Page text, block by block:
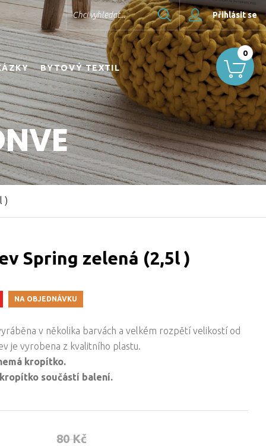
Přihlásit se
Chci vyhledat... Hledat
BYTOVÝ TEXTIL
0
)
Spring zelená (2,5l )
NA OBJEDNÁVKU
v několika barvách a velkém rozpětí velikostí od
je vyrobena z kvalitního plastu.
kropítko.
součástí balení.
80 Kč